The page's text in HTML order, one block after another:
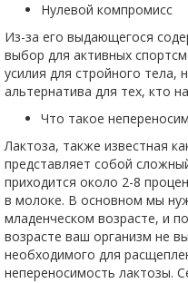
Нулевой компромисс
Из-за его выдающегося
выбор для активных
усилия для стройного тела,
альтернатива для тех, кто
Что такое
Лактоза, также известная
представляет собой
приходится около 2-8
в молоке. В основном мы
младенческом возрасте, и
возрасте ваш организм не
необходимого для
непереносимость лактозы.